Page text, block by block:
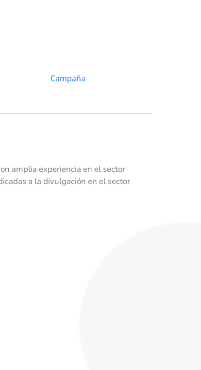
amplia experiencia en el sector
a la divulgación en el sector